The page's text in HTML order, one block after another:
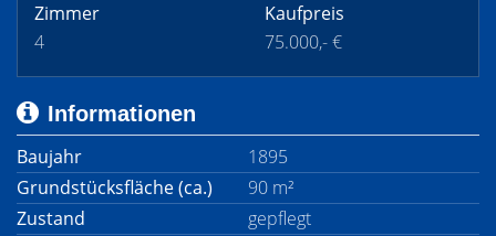
Zimmer
4
Kaufpreis
75.000,- €
Informationen
Baujahr
1895
Grundstücksfläche (ca.)
90 m²
Zustand
gepflegt